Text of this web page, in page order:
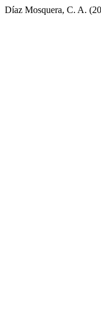
Díaz Mosquera, C. A.